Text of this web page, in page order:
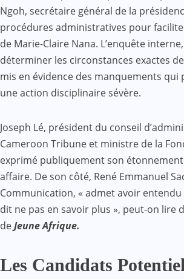
Ngoh, secrétaire général de la
procédures administratives pour
de Marie-Claire Nana. L’enquête
déterminer les circonstances exactes
mis en évidence des manquements
une action disciplinaire sévère.
Joseph Lé, président du conseil
Cameroon Tribune et ministre de la
exprimé publiquement son
affaire. De son côté, René Emmanuel
Communication, « admet avoir
dit ne pas en savoir plus », peut-on lire
deJeune Afrique.
Les Candidats